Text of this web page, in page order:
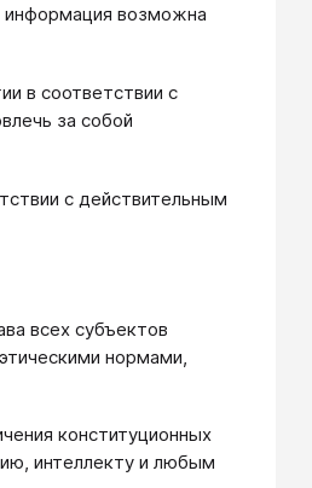
возможна
в соответствии с
за собой
с действительным
всех субъектов
нормами,
конституционных
интеллекту и любым